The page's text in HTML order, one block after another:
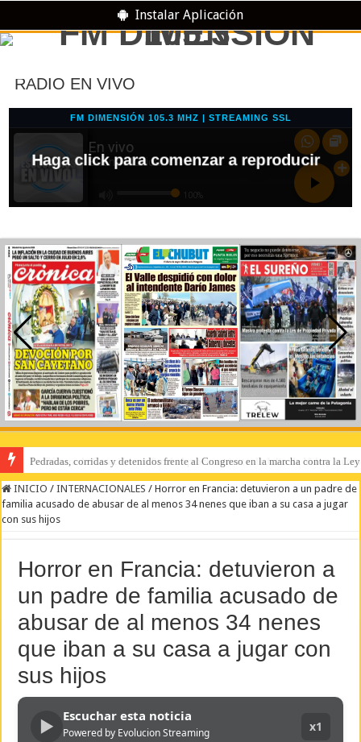
Instalar Aplicación
RADIO EN VIVO
Pedradas, corridas y detenidos frente al Congreso en la marcha contra la
La Cámara de Casación confirmó el procesamiento de Julio de Vido y su
INICIO / INTERNACIONALES / Horror en Francia: detuvieron a un padre de
familia acusado de abusar de al menos 34 nenes que iban a su casa a jugar
con sus hijos
Horror en Francia: detuvieron a
un padre de familia acusado de
abusar de al menos 34 nenes
que iban a su casa a jugar con
sus hijos
▶ Escuchar esta noticia
Powered by Evolucion Streaming x1